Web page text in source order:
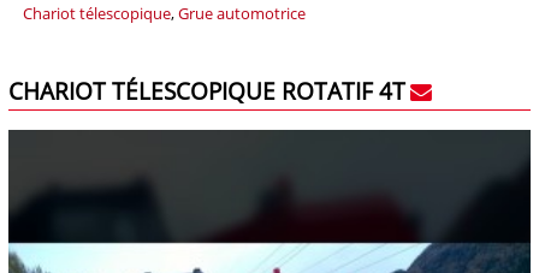
Chariot télescopique,Grue automotrice
CHARIOT TÉLESCOPIQUE ROTATIF 4T